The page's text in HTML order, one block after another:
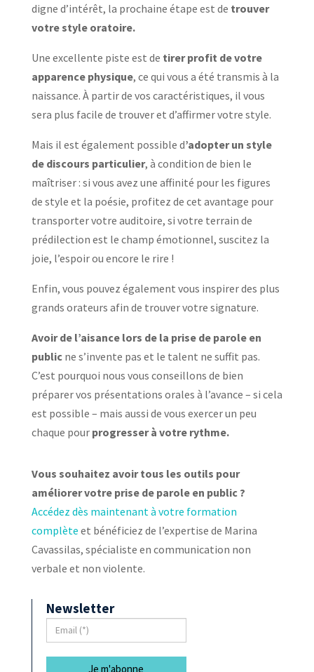
digne d’intérêt, la prochaine étape est de trouver
votre style oratoire.
Une excellente piste est de tirer profit de votre
apparence physique, ce qui vous a été transmis à la
naissance. À partir de vos caractéristiques, il vous
sera plus facile de trouver et d’affirmer votre style.
Mais il est également possible d’adopter un style
de discours particulier, à condition de bien le
maîtriser : si vous avez une affinité pour les figures
de style et la poésie, profitez de cet avantage pour
transporter votre auditoire, si votre terrain de
prédilection est le champ émotionnel, suscitez la
joie, l’espoir ou encore le rire !
Enfin, vous pouvez également vous inspirer des plus
grands orateurs afin de trouver votre signature.
Avoir de l’aisance lors de la prise de parole en
public ne s’invente pas et le talent ne suffit pas.
C’est pourquoi nous vous conseillons de bien
préparer vos présentations orales à l’avance – si cela
est possible – mais aussi de vous exercer un peu
chaque pour progresser à votre rythme.
Vous souhaitez avoir tous les outils pour
améliorer votre prise de parole en public ?
Accédez dès maintenant à votre formation
complète et bénéficiez de l’expertise de Marina
Cavassilas, spécialiste en communication non
verbale et non violente.
Newsletter